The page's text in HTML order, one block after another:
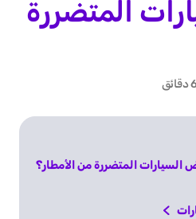
المتضررة
المتضررة من الأمطار؟